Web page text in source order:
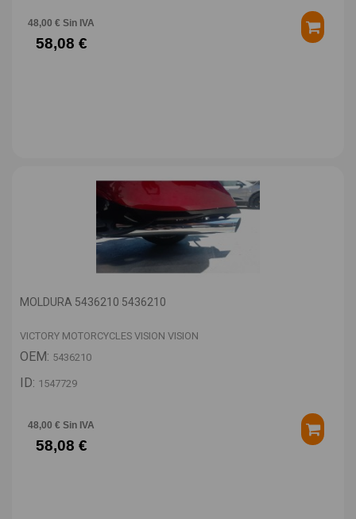
48,00 € Sin IVA
58,08 €
MOLDURA 5436210 5436210
VICTORY MOTORCYCLES VISION VISION
OEM: 5436210
ID: 1547729
48,00 € Sin IVA
58,08 €